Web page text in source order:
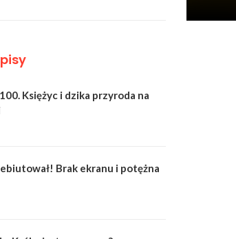
Księżyc i dzika przyroda na
Brak ekranu i potężna